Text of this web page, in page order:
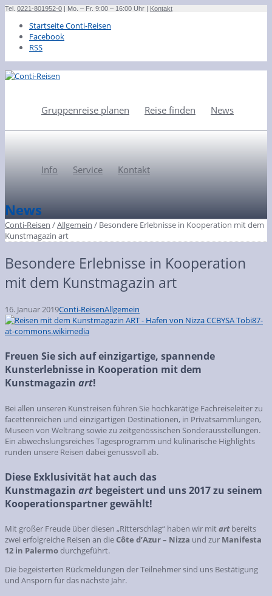
Tel. 0221-801952-0 | Mo. – Fr. 9:00 – 16:00 Uhr | Kontakt
Startseite Conti-Reisen
Facebook
RSS
Gruppenreise planen Reise finden News
Info Service Kontakt
News
Conti-Reisen /Allgemein / Besondere Erlebnisse in Kooperation mit dem
Kunstmagazin art
Besondere Erlebnisse in Kooperation
mit dem Kunstmagazin art
16. Januar 2019Conti-ReisenAllgemein
Freuen Sie sich auf einzigartige, spannende
Kunsterlebnisse in Kooperation mit dem
Kunstmagazin art!
Bei allen unseren Kunstreisen führen Sie hochkarätige Fachreiseleiter zu
facettenreichen und einzigartigen Destinationen, in Privatsammlungen,
Museen von Weltrang sowie zu zeitgenössischen Sonderausstellungen.
Ein abwechslungsreiches Tagesprogramm und kulinarische Highlights
runden unsere Reisen dabei genussvoll ab.
Diese Exklusivität hat auch das
Kunstmagazin art begeistert und uns 2017 zu seinem
Kooperationspartner gewählt!
Mit großer Freude über diesen „Ritterschlag“ haben wir mitartbereits
zwei erfolgreiche Reisen an dieCôte d’Azur – Nizza und zur Manifesta
12 in Palermodurchgeführt.
Die begeisterten Rückmeldungen der Teilnehmer sind uns Bestätigung
und Ansporn für das nächste Jahr.